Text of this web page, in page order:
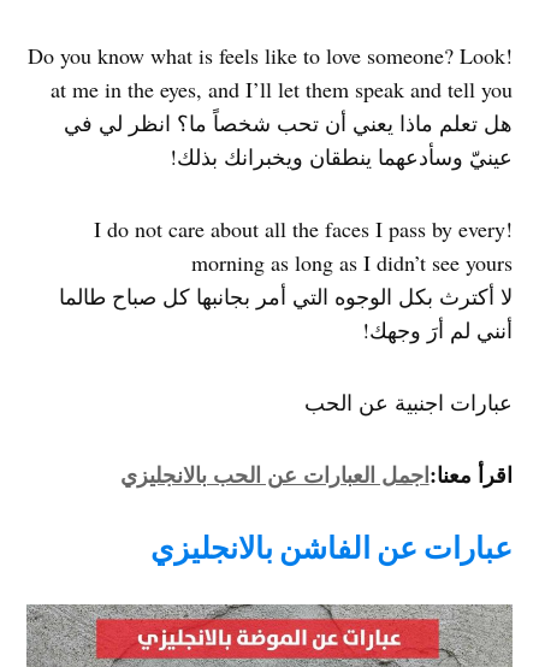
!Do you know what is feels like to love someone? Look
at me in the eyes, and I’ll let them speak and tell you
هل تعلم ماذا يعني أن تحب شخصاً ما؟ انظر لي في
عينيّ وسأدعهما ينطقان ويخبرانك بذلك!
!I do not care about all the faces I pass by every
morning as long as I didn’t see yours
لا أكترث بكل الوجوه التي أمر بجانبها كل صباح طالما
أنني لم أرَ وجهك!
عبارات اجنبية عن الحب
اقرأ معنا:اجمل العبارات عن الحب بالانجليزي
عبارات عن الفاشن بالانجليزي